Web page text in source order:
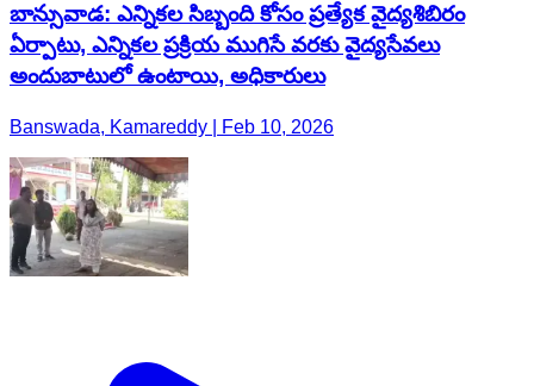
బాన్సువాడ: ఎన్నికల సిబ్బంది కోసం ప్రత్యేక వైద్యశిబిరం
ఏర్పాటు, ఎన్నికల ప్రక్రియ ముగిసే వరకు వైద్యసేవలు
అందుబాటులో ఉంటాయి, అధికారులు
Banswada, Kamareddy | Feb 10, 2026